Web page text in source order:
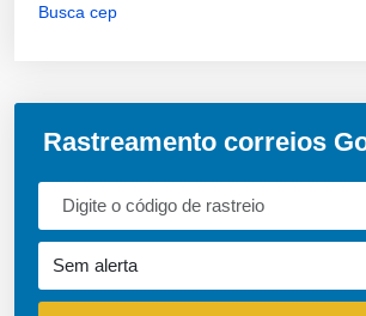
Busca cep
Rastreamento correios